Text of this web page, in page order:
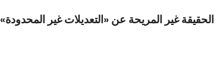
الحقيقة غير المريحة عن «التعديلات غير المحدودة»